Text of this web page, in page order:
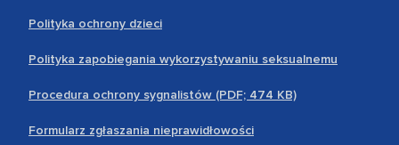
Polityka ochrony dzieci
Polityka zapobiegania wykorzystywaniu seksualnemu
Procedura ochrony sygnalistów (PDF; 474 KB)
Formularz zgłaszania nieprawidłowości